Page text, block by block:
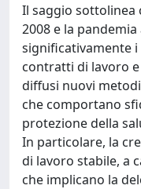
Il saggio sottolinea
2008 e la
significativamente
contratti di lavoro
diffusi nuovi
che comportano
protezione della
In particolare, la
di lavoro stabile, a
che implicano la